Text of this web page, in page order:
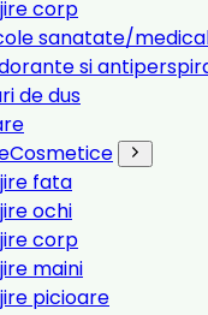
corp
sanatate/
si
de dus
Cosmetice
fata
ochi
corp
maini
picioare